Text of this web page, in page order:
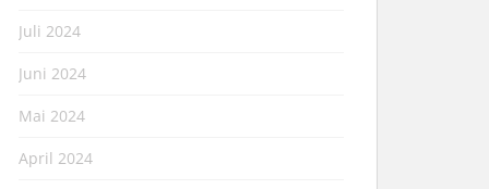
Juli 2024
Juni 2024
Mai 2024
April 2024